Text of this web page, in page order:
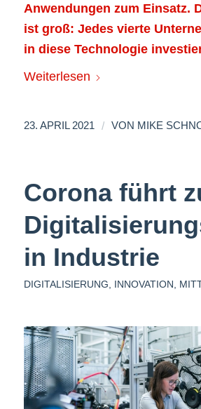
Anwendungen zum Einsatz.
ist groß: Jedes vierte
in diese Technologie
Weiterlesen
23. APRIL 2021 / VON MIKE
Corona führt
in Industrie
DIGITALISIERUNG INNOVATION